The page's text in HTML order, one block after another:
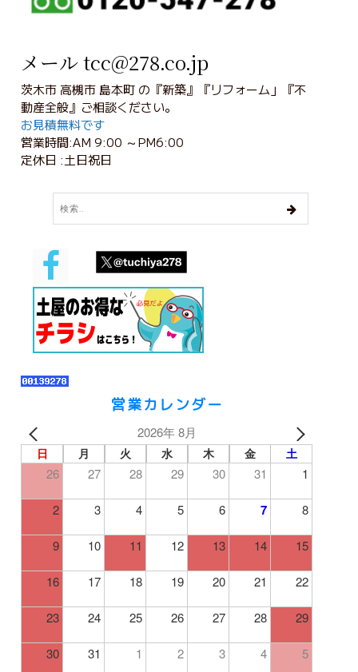
メール tcc@278.co.jp
茨木市 高槻市 島本町 の『新築』『リフォーム」『不
動産全般』ご相談ください。
お見積無料です
営業時間:AM 9:00 ～PM6:00
定休日 :土日祝日
営業カレンダー
2026年 8月
日 月 火 水 木 金 土
26 27 28 29 30 31 1
2 3 4 5 6 7 8
9 10 11 12 13 14 15
16 17 18 19 20 21 22
23 24 25 26 27 28 29
30 31 1 2 3 4 5